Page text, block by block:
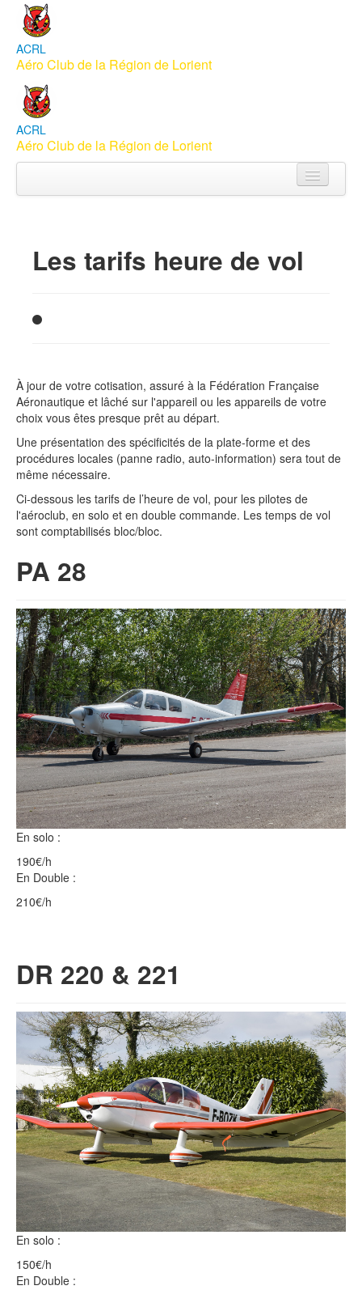
ACRL
Aéro Club de la Région de Lorient
ACRL
Aéro Club de la Région de Lorient
Apprendre à piloter
Les tarifs heure de vol
À jour de votre cotisation, assuré à la Fédération Française
Aéronautique et lâché sur l'appareil ou les appareils de votre
choix vous êtes presque prêt au départ.
Une présentation des spécificités de la plate-forme et des
procédures locales (panne radio, auto-information) sera tout de
même nécessaire.
Ci-dessous les tarifs de l’heure de vol, pour les pilotes de
l'aéroclub, en solo et en double commande. Les temps de vol
sont comptabilisés bloc/bloc.
PA 28
En solo :
190€/h
En Double :
210€/h
DR 220 & 221
En solo :
150€/h
En Double :